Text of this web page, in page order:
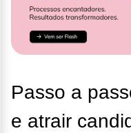
Passo a
e atrair